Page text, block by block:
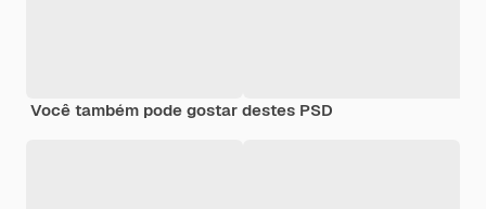
Você também pode gostar destes PSD